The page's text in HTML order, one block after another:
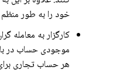
خود را به طور
کارگزار به معامله
موجودی حساب در
هر حساب تجاری